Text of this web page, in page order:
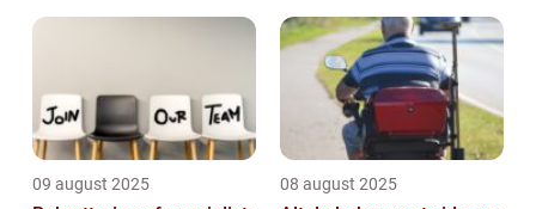
09 august 2025 08 august 2025